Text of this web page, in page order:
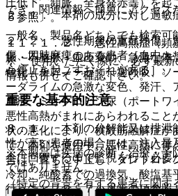
２．１． 本剤の成分に対し過敏
２．２． 急性期後の重症熱傷、
傷、四肢麻痺のある患者［血中カ
心停止を起こすおそれがある］。
重要な基本的注意
８．１． 本剤の分解能又は排泄
性が高い患者の場合には、注入量
全に回復するまで監視を行う必要
（特定の背景を有する患者に関す
圧低下、頻脈、全身発赤等）を起
５参照〕。
１１．１．２． 悪性高熱症（頻
脈・不整脈・血圧変動、急激な体
色化（チアノーゼ）、過呼吸、ソ
ーダライムの急激な変色、発汗、
血症、ミオグロビン尿（ポートワ
悪性高熱がまれにあらわれること
状の悪化により、横紋筋融解症が
で、本剤を使用中、悪性高熱に伴
合は、直ちに中止し、ダントロレ
冷却、純酸素での過換気、酸塩基
行うこと〔９．７小児等の項参照
でき、関連情報へ簡単にアクセス
一般名、製品名どちらでも検索可
※ ご使用いただく際に、必ず最
情報も併せてご確認下さい。
※本製品は疾病の診断・治療・予
ではありません。